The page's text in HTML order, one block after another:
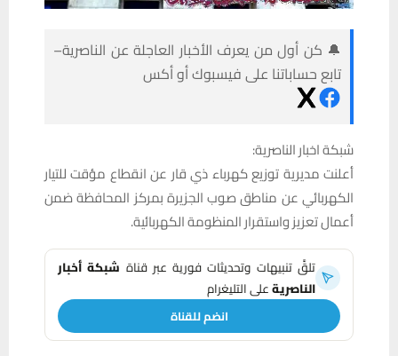
🔔 كن أول من يعرف الأخبار العاجلة عن الناصرية–
تابع حساباتنا على فيسبوك أو أكس
شبكة اخبار الناصرية:
أعلنت مديرية توزيع كهرباء ذي قار عن انقطاع مؤقت للتيار
الكهربائي عن مناطق صوب الجزيرة بمركز المحافظة ضمن
أعمال تعزيز واستقرار المنظومة الكهربائية.
تلقَّ تنبيهات وتحديثات فورية عبر قناة شبكة أخبار
الناصريةعلى التليغرام
انضم للقناة